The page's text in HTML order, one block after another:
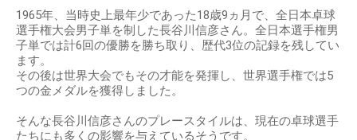
1965年、当時史上最年少であった18歳9ヵ月で、全日本卓球
選手権大会男子単を制した長谷川信彦さん。全日本選手権男
子単では計6回の優勝を勝ち取り、歴代3位の記録を残してい
ます。
その後は世界大会でもその才能を発揮し、世界選手権では5
つの金メダルを獲得しました。
そんな長谷川信彦さんのプレースタイルは、現在の卓球選手
たちにも多くの影響を与えているそうです。